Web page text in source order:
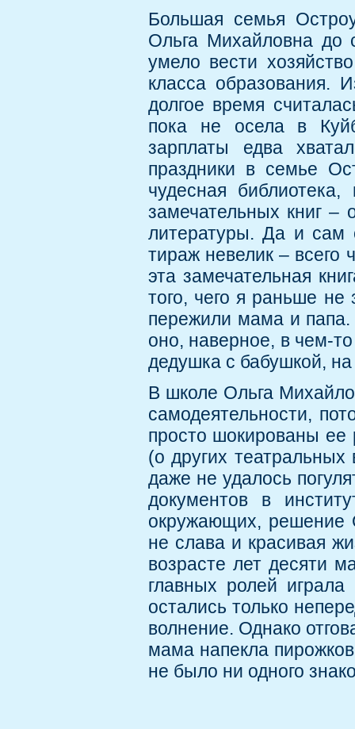
Большая семья
Ольга Михайловна до
умело вести
класса образования.
долгое время
пока не осела в
зарплаты едва
праздники в семье
чудесная
замечательных книг –
литературы. Да и сам
тираж невелик – всего
эта замечательная
того, чего я раньше не
пережили мама и папа.
оно, наверное, в чем-
дедушка с бабушкой,
В школе Ольга
самодеятельности,
просто шокированы
(о других
даже не удалось
документов в
окружающих, решение
не слава и красивая
возрасте лет десяти
главных ролей
остались только
волнение. Однако
мама напекла
не было ни одного